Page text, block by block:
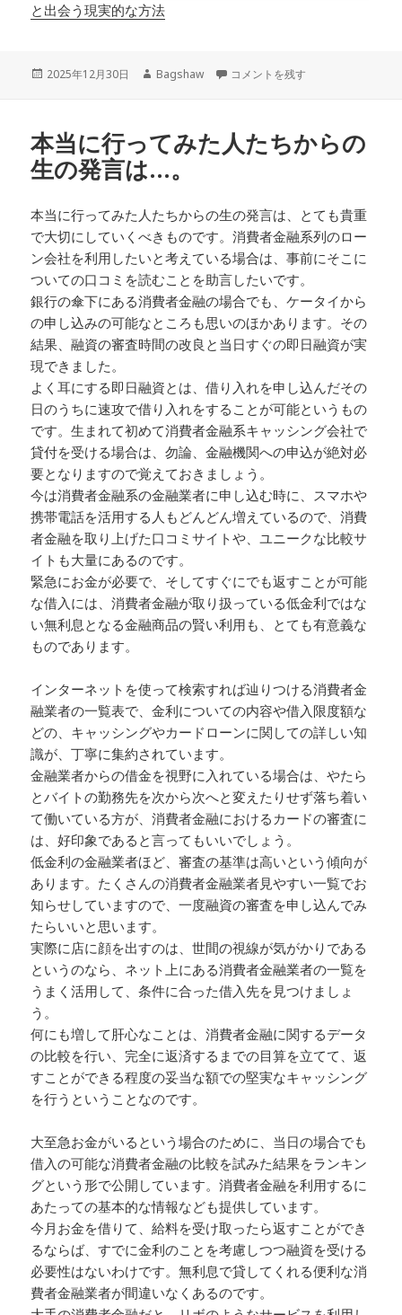
と出会う現実的な方法
投
2025年12月30日
作
Bagshaw 無利息の期限までに全て返すこと
コメントを残す
本当に行ってみた人たちからの
生の発言は…。
本当に行ってみた人たちからの生の発言は、とても貴重
で大切にしていくべきものです。消費者金融系列のロー
ン会社を利用したいと考えている場合は、事前にそこに
ついての口コミを読むことを助言したいです。
銀行の傘下にある消費者金融の場合でも、ケータイから
の申し込みの可能なところも思いのほかあります。その
結果、融資の審査時間の改良と当日すぐの即日融資が実
現できました。
よく耳にする即日融資とは、借り入れを申し込んだその
日のうちに速攻で借り入れをすることが可能というもの
です。生まれて初めて消費者金融系キャッシング会社で
貸付を受ける場合は、勿論、金融機関への申込が絶対必
要となりますので覚えておきましょう。
今は消費者金融系の金融業者に申し込む時に、スマホや
携帯電話を活用する人もどんどん増えているので、消費
者金融を取り上げた口コミサイトや、ユニークな比較サ
イトも大量にあるのです。
緊急にお金が必要で、そしてすぐにでも返すことが可能
な借入には、消費者金融が取り扱っている低金利ではな
い無利息となる金融商品の賢い利用も、とても有意義な
ものであります。
インターネットを使って検索すれば辿りつける消費者金
融業者の一覧表で、金利についての内容や借入限度額な
どの、キャッシングやカードローンに関しての詳しい知
識が、丁寧に集約されています。
金融業者からの借金を視野に入れている場合は、やたら
とバイトの勤務先を次から次へと変えたりせず落ち着い
て働いている方が、消費者金融におけるカードの審査に
は、好印象であると言ってもいいでしょう。
低金利の金融業者ほど、審査の基準は高いという傾向が
あります。たくさんの消費者金融業者見やすい一覧でお
知らせしていますので、一度融資の審査を申し込んでみ
たらいいと思います。
実際に店に顔を出すのは、世間の視線が気がかりである
というのなら、ネット上にある消費者金融業者の一覧を
うまく活用して、条件に合った借入先を見つけましょ
う。
何にも増して肝心なことは、消費者金融に関するデータ
の比較を行い、完全に返済するまでの目算を立てて、返
すことができる程度の妥当な額での堅実なキャッシング
を行うということなのです。
大至急お金がいるという場合のために、当日の場合でも
借入の可能な消費者金融の比較を試みた結果をランキン
グという形で公開しています。消費者金融を利用するに
あたっての基本的な情報なども提供しています。
今月お金を借りて、給料を受け取ったら返すことができ
るならば、すでに金利のことを考慮しつつ融資を受ける
必要性はないわけです。無利息で貸してくれる便利な消
費者金融業者が間違いなくあるのです。